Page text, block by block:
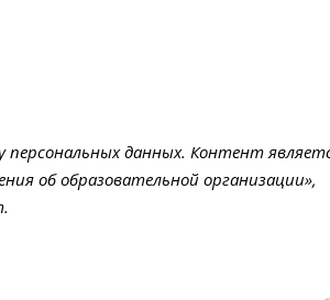
персональных данных. Контент
об образовательной организации»,